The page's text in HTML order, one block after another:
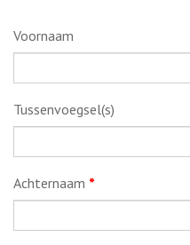
Voornaam
Tussenvoegsel(s)
Achternaam *